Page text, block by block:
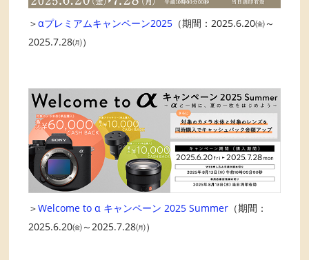
＞αプレミアムキャンペーン2025 （期間：2025.6.20㈮～
2025.7.28㈪）
＞Welcome to α キャンペーン 2025 Summer （期間：
2025.6.20㈮～2025.7.28㈪）